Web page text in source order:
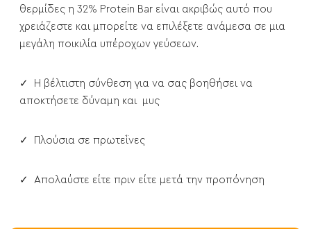
θερμίδες η 32% Protein Bar είναι ακριβώς αυτό που
χρειάζεστε και μπορείτε να επιλέξετε ανάμεσα σε μια
μεγάλη ποικιλία υπέροχων γεύσεων.
✓ Η βέλτιστη σύνθεση για να σας βοηθήσει να
αποκτήσετε δύναμη και μυς
✓ Πλούσια σε πρωτεΐνες
✓ Απολαύστε είτε πριν είτε μετά την προπόνηση